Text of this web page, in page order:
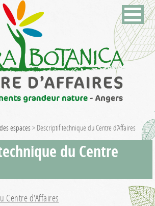
espaces > Descriptif technique du Centre d’Affaires
du Centre
Centre d'Affaires